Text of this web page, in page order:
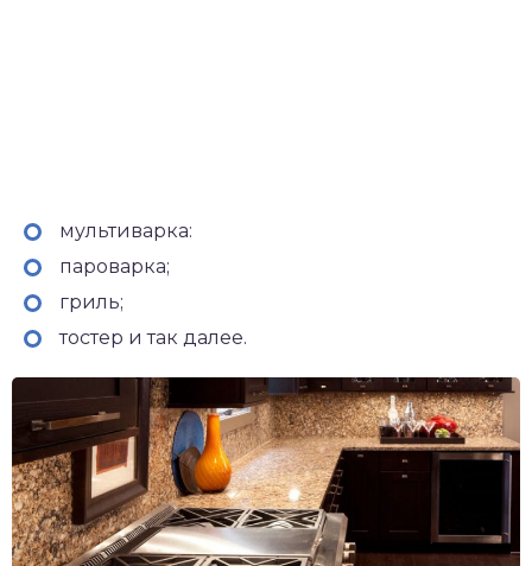
мультиварка:
пароварка;
гриль;
тостер и так далее.